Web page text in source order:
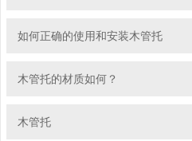
如何正确的使用和安装木管托
木管托的材质如何？
木管托